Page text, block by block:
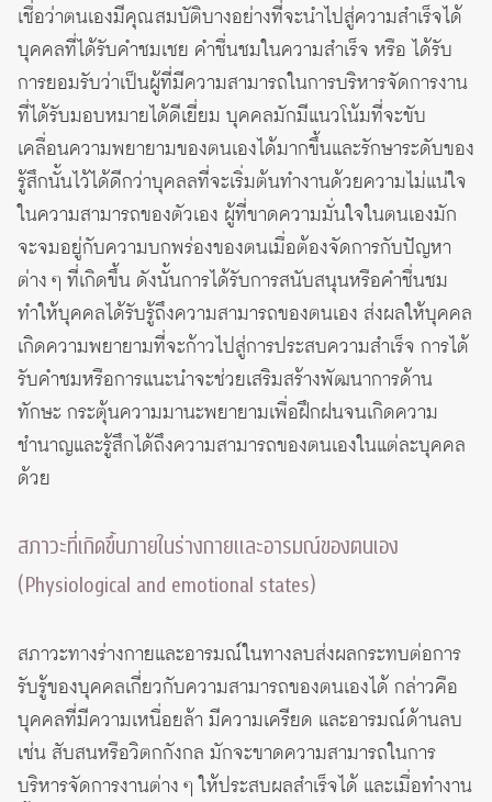
เชื่อว่าตนเองมีคุณสมบัติบางอย่างที่จะนำไปสู่ความสำเร็จได้
บุคคลที่ได้รับคำชมเชย คำชื่นชมในความสำเร็จ หรือ ได้รับ
การยอมรับว่าเป็นผู้ที่มีความสามารถในการบริหารจัดการงาน
ที่ได้รับมอบหมายได้ดีเยี่ยม บุคคลมักมีแนวโน้มที่จะขับ
เคลื่อนความพยายามของตนเองได้มากขึ้นและรักษาระดับของ
รู้สึกนั้นไว้ได้ดีกว่าบุคลลที่จะเริ่มต้นทำงานด้วยความไม่แน่ใจ
ในความสามารถของตัวเอง ผู้ที่ขาดความมั่นใจในตนเองมัก
จะจมอยู่กับความบกพร่องของตนเมื่อต้องจัดการกับปัญหา
ต่าง ๆ ที่เกิดขึ้น ดังนั้นการได้รับการสนับสนุนหรือคำชื่นชม
ทำให้บุคคลได้รับรู้ถึงความสามารถของตนเอง ส่งผลให้บุคคล
เกิดความพยายามที่จะก้าวไปสู่การประสบความสำเร็จ การได้
รับคำชมหรือการแนะนำจะช่วยเสริมสร้างพัฒนาการด้าน
ทักษะ กระตุ้นความมานะพยายามเพื่อฝึกฝนจนเกิดความ
ชำนาญและรู้สึกได้ถึงความสามารถของตนเองในแต่ละบุคคล
ด้วย
สภาวะที่เกิดขึ้นภายในร่างกายและอารมณ์ของตนเอง
(Physiological and emotional states)
สภาวะทางร่างกายและอารมณ์ในทางลบส่งผลกระทบต่อการ
รับรู้ของบุคคลเกี่ยวกับความสามารถของตนเองได้ กล่าวคือ
บุคคลที่มีความเหนื่อยล้า มีความเครียด และอารมณ์ด้านลบ
เช่น สับสนหรือวิตกกังกล มักจะขาดความสามารถในการ
บริหารจัดการงานต่าง ๆ ให้ประสบผลสำเร็จได้ และเมื่อทำงาน